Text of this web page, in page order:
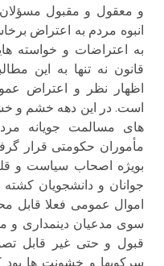
و معقول و مقبول
انبوه مردم به اعتراض
به اعتراضات و خواسته
قانون نه تنها به این
اظهار نظر و اعتراض
است. در این دهه خشم و
های مسالمت جویانه
مأموران حکومتی قرار
بویژه اصحاب سیاست و
جوانان و دانشجویان
اموال عمومی فعلا قابل
سوی مدعیان دینمداری و
قبول و حتی غیر قابل
سرکوبها و خشونت ها بود